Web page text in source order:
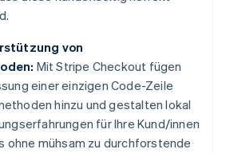
von
Mit Stripe Checkout fügen
einer einzigen Code-Zeile
hinzu und gestalten lokal
für Ihre Kund/innen
ohne mühsam zu durchforstende